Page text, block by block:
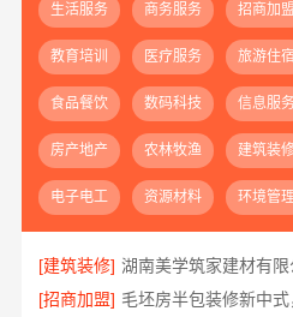
生活服务 商务服务 招商加盟
教育培训 医疗服务 旅游住宿
食品餐饮 数码科技 信息服
房产地产 农林牧渔 建筑装
电子电工 资源材料 环境管理
[建筑装修] 湖南美学筑家建材有
[招商加盟]